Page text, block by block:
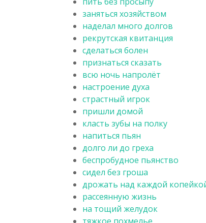
заняться хозяйством
наделал много долгов
рекрутская квитанция
сделаться болен
признаться сказать
всю ночь напролёт
настроение духа
страстный игрок
пришли домой
класть зубы на полку
напиться пьян
долго ли до греха
беспробудное пьянство
сидел без гроша
дрожать над каждой
рассеянную жизнь
на тощий желудок
тяжкое похмелье